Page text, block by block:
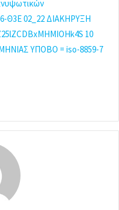
Θ3Ε02_22 ΔΙΑΚΗΡΥΞΗ
10
ΥΠΟΒΟ = iso-8859-7